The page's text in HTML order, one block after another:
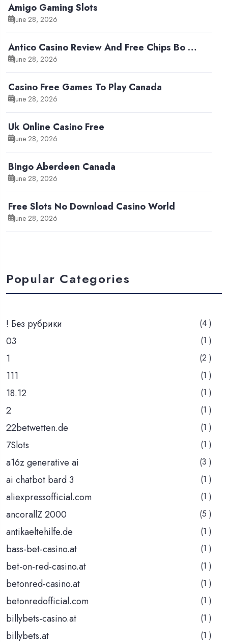
Amigo Gaming Slots
June 28, 2026
Antico Casino Review And Free Chips Bo …
June 28, 2026
Casino Free Games To Play Canada
June 28, 2026
Uk Online Casino Free
June 28, 2026
Bingo Aberdeen Canada
June 28, 2026
Free Slots No Download Casino World
June 28, 2026
Popular Categories
! Без рубрики (4 )
03 (1 )
1 (2 )
111 (1 )
18.12 (1 )
2 (1 )
22betwetten.de (1 )
7Slots (1 )
a16z generative ai (3 )
ai chatbot bard 3 (1 )
aliexpressofficial.com (1 )
ancorallZ 2000 (5 )
antikaeltehilfe.de (1 )
bass-bet-casino.at (1 )
bet-on-red-casino.at (1 )
betonred-casino.at (1 )
betonredofficial.com (1 )
billybets-casino.at (1 )
billybets.at (1 )